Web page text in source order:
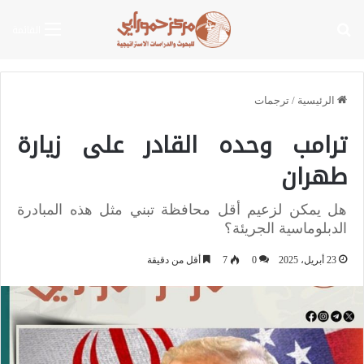
الرئيسية / ترجمات
ترامب وحده القادر على زيارة
طهران
هل يمكن لزعيم أقل محافظة تبني مثل هذه المبادرة
الدبلوماسية الجريئة؟
23 أبريل، 2025 0
7 أقل من دقيقة